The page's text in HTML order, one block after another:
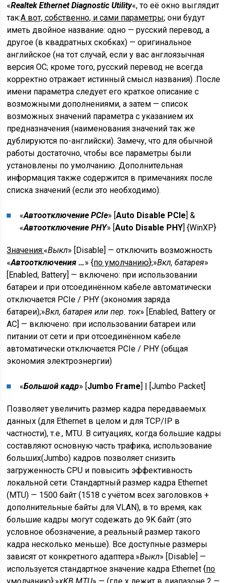
«Realtek Ethernet Diagnostic Utility«, то её окно выглядит
так:А вот, собственно, и сами параметры; они будут
иметь двойное название: одно — русский перевод, а
другое (в квадратных скобках) — оригинальное
английское (на тот случай, если у вас англоязычная
версия ОС; кроме того, русский перевод не всегда
корректно отражает истинный смысл названия) .После
имени параметра следует его краткое описание с
возможными дополнениями, а затем — список
возможных значений параметра с указанием их
предназначения (наименования значений так же
дублируются по-английски). Замечу, что для обычной
работы достаточно, чтобы все параметры были
установлены по умолчанию. Дополнительная
информация также содержится в примечаниях после
списка значений (если это необходимо).
«Автоотключение PCIe» [Auto Disable PCIe] &
«Автоотключение PHY» [Auto Disable PHY] {WinXP}
Значения:«Выкл» [Disable] — отключить возможность
«Автоотключения …» {по умолчанию};»Вкл, батарея»
[Enabled, Battery] — включено: при использовании
батареи и при отсоединённом кабеле автоматически
отключается PCIe / PHY (экономия заряда
батареи);»Вкл, батарея или пер. ток» [Enabled, Battery or
AC] — включено: при использовании батареи или
питании от сети и при отсоединённом кабеле
автоматически отключается PCIe / PHY (общая
экономия электроэнергии)
«Большой кадр» [Jumbo Frame] | [Jumbo Packet]
Позволяет увеличить размер кадра передаваемых
данных (для Ethernet в целом и для TCP/IP в
частности), т.е., MTU. В ситуациях, когда большие кадры
составляют основную часть трафика, использование
больших(Jumbo) кадров позволяет снизить
загруженность CPU и повысить эффективность
локальной сети. Стандартный размер кадра Ethernet
(MTU) — 1500 байт (1518 с учётом всех заголовков +
дополнительные байты для VLAN), в то время, как
большие кадры могут содежать до 9K байт (это
условное обозначение, а реальный размер такого
кадра несколько меньше). Все доступные размеры
зависят от конкретного адаптера.»Выкл» [Disable] —
используется стандартное значение кадра Ethernet {по